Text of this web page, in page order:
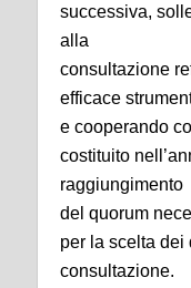
successiva,
alla
consultazione
efficace
e cooperando
costituito
raggiungimento
del quorum
per la scelta
consultazione.